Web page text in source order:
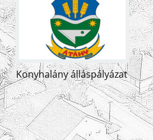
Konyhalány álláspályázat